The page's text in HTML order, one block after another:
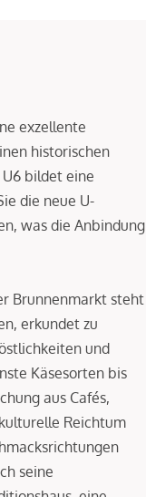
exzellente
historischen
bildet eine
die neue U-
was die Anbindung
Brunnenmarkt steht
erkundet zu
und
Käsesorten bis
aus Cafés,
Reichtum
seine